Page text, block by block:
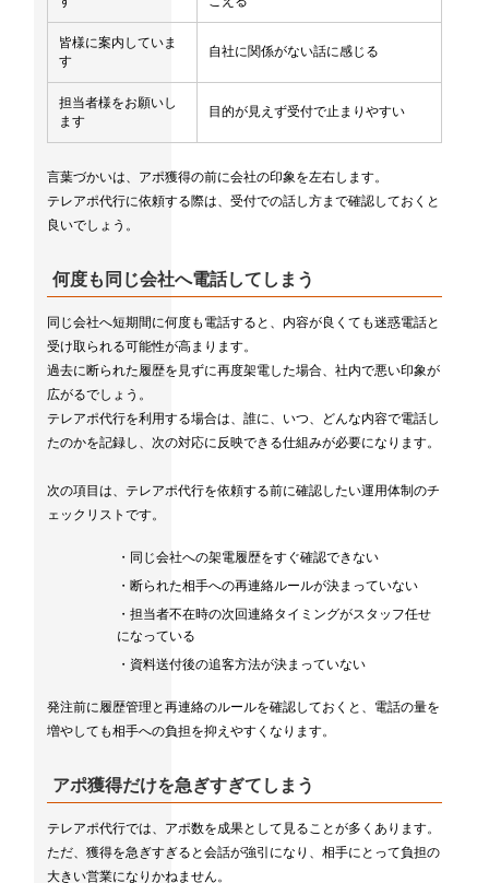
皆様に案内していま
す
自社に関係がない話に感じる
担当者様をお願いし
ます
目的が見えず受付で止まりやすい
言葉づかいは、アポ獲得の前に会社の印象を左右します。
テレアポ代行に依頼する際は、受付での話し方まで確認しておくと
良いでしょう。
何度も同じ会社へ電話してしまう
同じ会社へ短期間に何度も電話すると、内容が良くても迷惑電話と
受け取られる可能性が高まります。
過去に断られた履歴を見ずに再度架電した場合、社内で悪い印象が
広がるでしょう。
テレアポ代行を利用する場合は、誰に、いつ、どんな内容で電話し
たのかを記録し、次の対応に反映できる仕組みが必要になります。
次の項目は、テレアポ代行を依頼する前に確認したい運用体制のチ
ェックリストです。
・同じ会社への架電履歴をすぐ確認できない
・断られた相手への再連絡ルールが決まっていない
・担当者不在時の次回連絡タイミングがスタッフ任せ
になっている
・資料送付後の追客方法が決まっていない
発注前に履歴管理と再連絡のルールを確認しておくと、電話の量を
増やしても相手への負担を抑えやすくなります。
アポ獲得だけを急ぎすぎてしまう
テレアポ代行では、アポ数を成果として見ることが多くあります。
ただ、獲得を急ぎすぎると会話が強引になり、相手にとって負担の
大きい営業になりかねません。